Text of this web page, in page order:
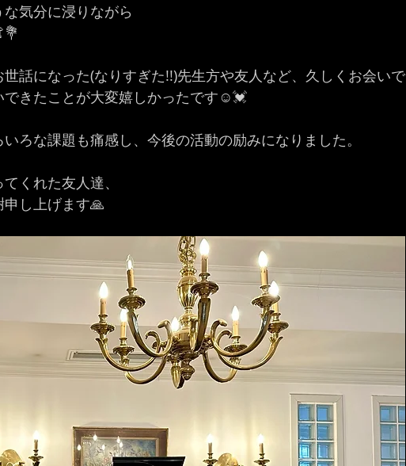
気分に浸りながら
話になった(なりすぎた!!)先生方や友人など、久しくお会いで
できたことが大変嬉しかったです☺️💓
ろな課題も痛感し、今後の活動の励みになりました。
くれた友人達、
し上げます🙏